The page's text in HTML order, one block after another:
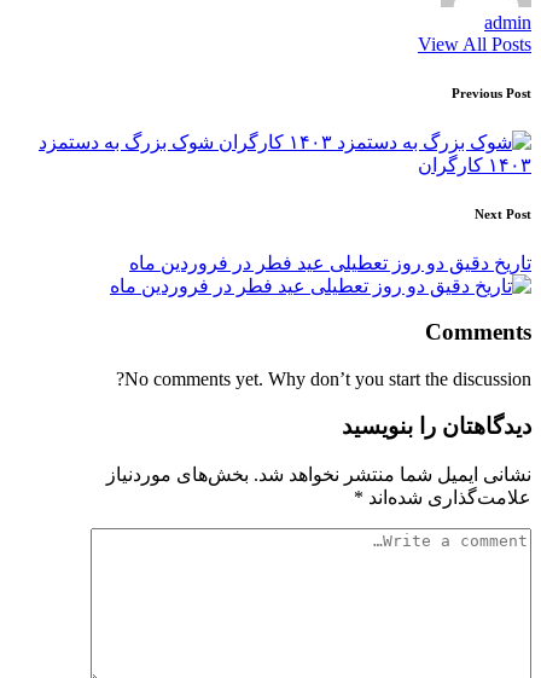
admin
View All Posts
Post
navigation
Previous Post
شوک بزرگ به دستمزد
۱۴۰۳ کارگران
Next Post
تاریخ دقیق دو روز تعطیلی عید فطر در فروردین ماه
Comments
No comments yet. Why don’t you start the discussion?
دیدگاهتان را بنویسید
نشانی ایمیل شما منتشر نخواهد شد. بخش‌های موردنیاز
علامت‌گذاری شده‌اند *